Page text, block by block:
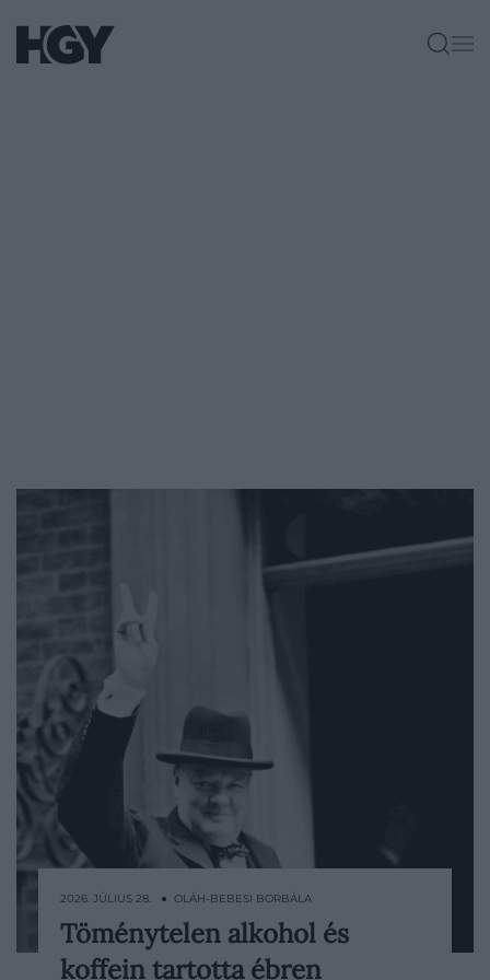
Winston Churchill napirendje a második
világháború éveiben aligha hasonlított
2026. JÚLIUS 28. ● OLÁH-BEBESI BORBÁLA
Töménytelen alkohol és
koffein tartotta ébren